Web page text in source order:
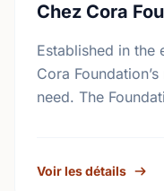
Chez Cora
Established in the
Cora
need. The
Voir les détails